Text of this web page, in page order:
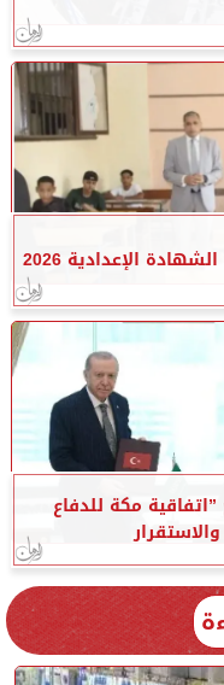
الإعدادية 2026
مكة للدفاع